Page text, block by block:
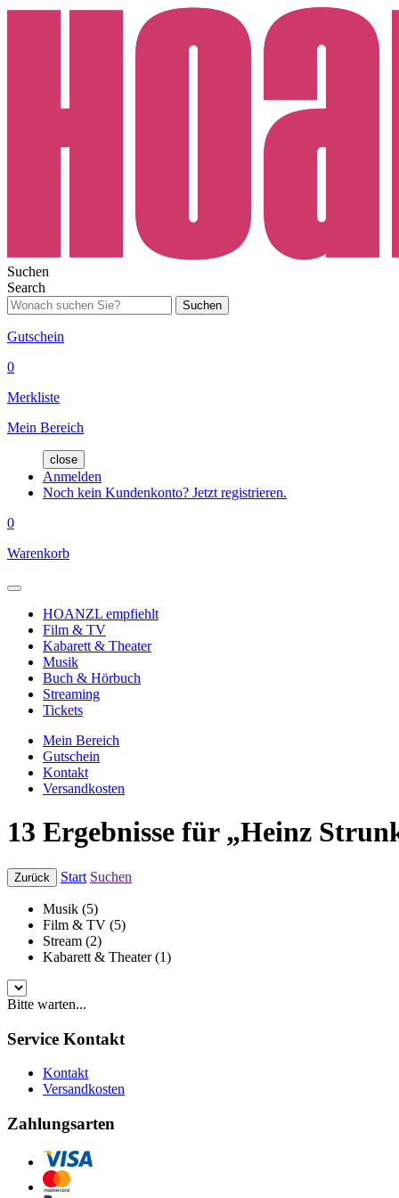
Suchen
Search
Suchen
Gutschein
0
Merkliste
Mein Bereich
close
Anmelden
Noch kein Kundenkonto? Jetzt registrieren.
0
Warenkorb
HOANZL empfiehlt
Film & TV
Kabarett & Theater
Musik
Buch & Hörbuch
Streaming
Tickets
Mein Bereich
Gutschein
Kontakt
Versandkosten
13 Ergebnisse für „Heinz
Zurück Start Suchen
Musik (5)
Film & TV (5)
Stream (2)
Kabarett & Theater (1)
Bitte warten...
Service Kontakt
Kontakt
Versandkosten
Zahlungsarten